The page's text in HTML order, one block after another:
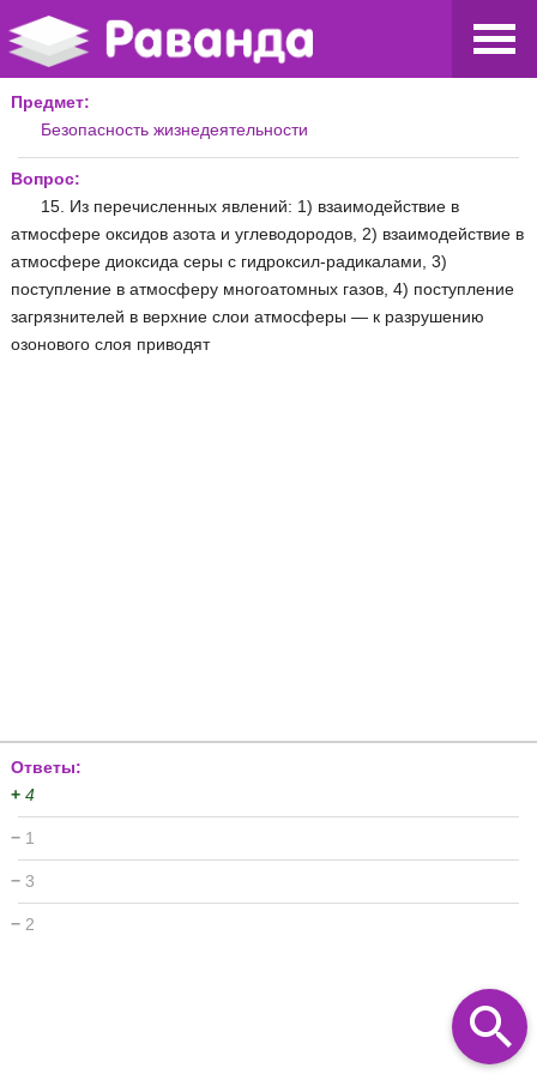
Предмет:
Безопасность жизнедеятельности
Вопрос:
15. Из перечисленных явлений: 1) взаимодействие в
атмосфере оксидов азота и углеводородов, 2) взаимодействие в
атмосфере диоксида серы с гидроксил-радикалами, 3)
поступление в атмосферу многоатомных газов, 4) поступление
загрязнителей в верхние слои атмосферы — к разрушению
озонового слоя приводят
Ответы:
+ 4
− 1
− 3
− 2